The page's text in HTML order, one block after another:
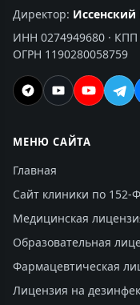
Директор:
ИНН 0274949680 · КПП
ОГРН 1190280058759
МЕНЮ САЙТА
Главная
Сайт клиники по 152-
Медицинская
Образовательная
Фармацевтическая
Лицензия на